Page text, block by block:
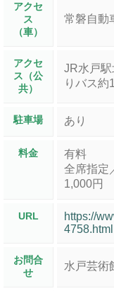
アクセ
ス
（車）
常磐自動
アクセ
ス（公
共）
JR水戸
りバス約
駐車場 あり
料金
有料
全席指定
1,000円
URL
https://
4758.html
お問合
せ
水戸芸術